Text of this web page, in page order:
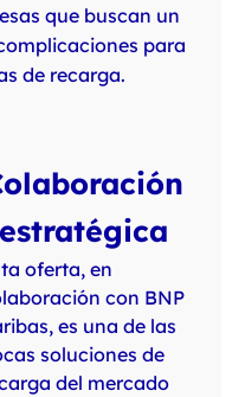
que buscan un
para
de recarga.
estratégica
oferta, en
con BNP
es una de las
soluciones de
del mercado